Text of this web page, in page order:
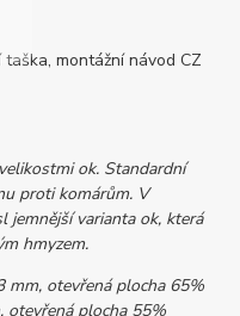
montážní návod CZ
ok. Standardní
proti komárům. V
jemnější varianta ok, která
hmyzem.
mm, otevřená plocha 65%
otevřená plocha 55%